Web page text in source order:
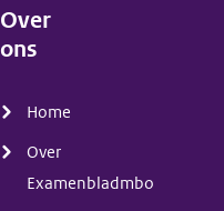
Over
ons
Home
Over
Examenbladmbo